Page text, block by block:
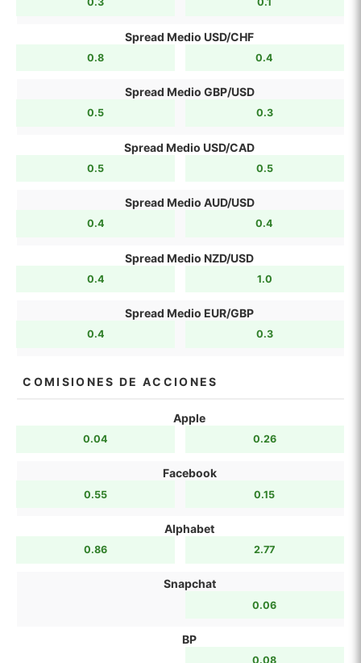
Spread Medio USD/CHF
0.8 0.4
Spread Medio GBP/USD
0.5 0.3
Spread Medio USD/CAD
0.5 0.5
Spread Medio AUD/USD
0.4 0.4
Spread Medio NZD/USD
0.4 1.0
Spread Medio EUR/GBP
0.4 0.3
COMISIONES DE ACCIONES
Apple
0.04 0.26
Facebook
0.55 0.15
Alphabet
0.86 2.77
Snapchat
0.06
BP
0.08